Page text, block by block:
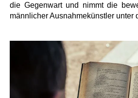
die Gegenwart und nimmt die
männlicher Ausnahmekünstler unter